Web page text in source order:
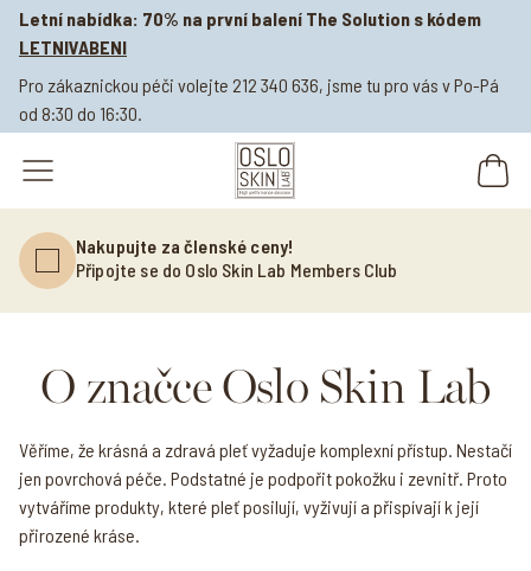
Letní nabídka: 70% na první balení The Solution s kódem
LETNIVABENI
Pro zákaznickou péči volejte 212 340 636, jsme tu pro vás v Po-Pá
od 8:30 do 16:30.
open navigation menu
Nakupujte za členské ceny!
Připojte se do Oslo Skin Lab Members Club
O značce Oslo Skin Lab
Věříme, že krásná a zdravá pleť vyžaduje komplexní přístup. Nestačí
jen povrchová péče. Podstatné je podpořit pokožku i zevnitř. Proto
vytváříme produkty, které pleť posilují, vyživují a přispívají k její
přirozené kráse.